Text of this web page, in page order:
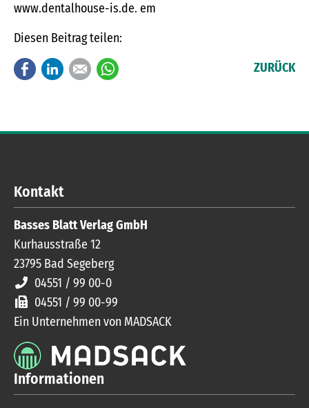
www.dentalhouse-is.de. em
Diesen Beitrag teilen:
FacebookLinkedInE-mail ZURÜCK
Kontakt
Basses Blatt Verlag GmbH
Kurhausstraße 12
23795 Bad Segeberg
04551 / 99 00-0
04551 / 99 00-99
Ein Unternehmen von MADSACK
Informationen